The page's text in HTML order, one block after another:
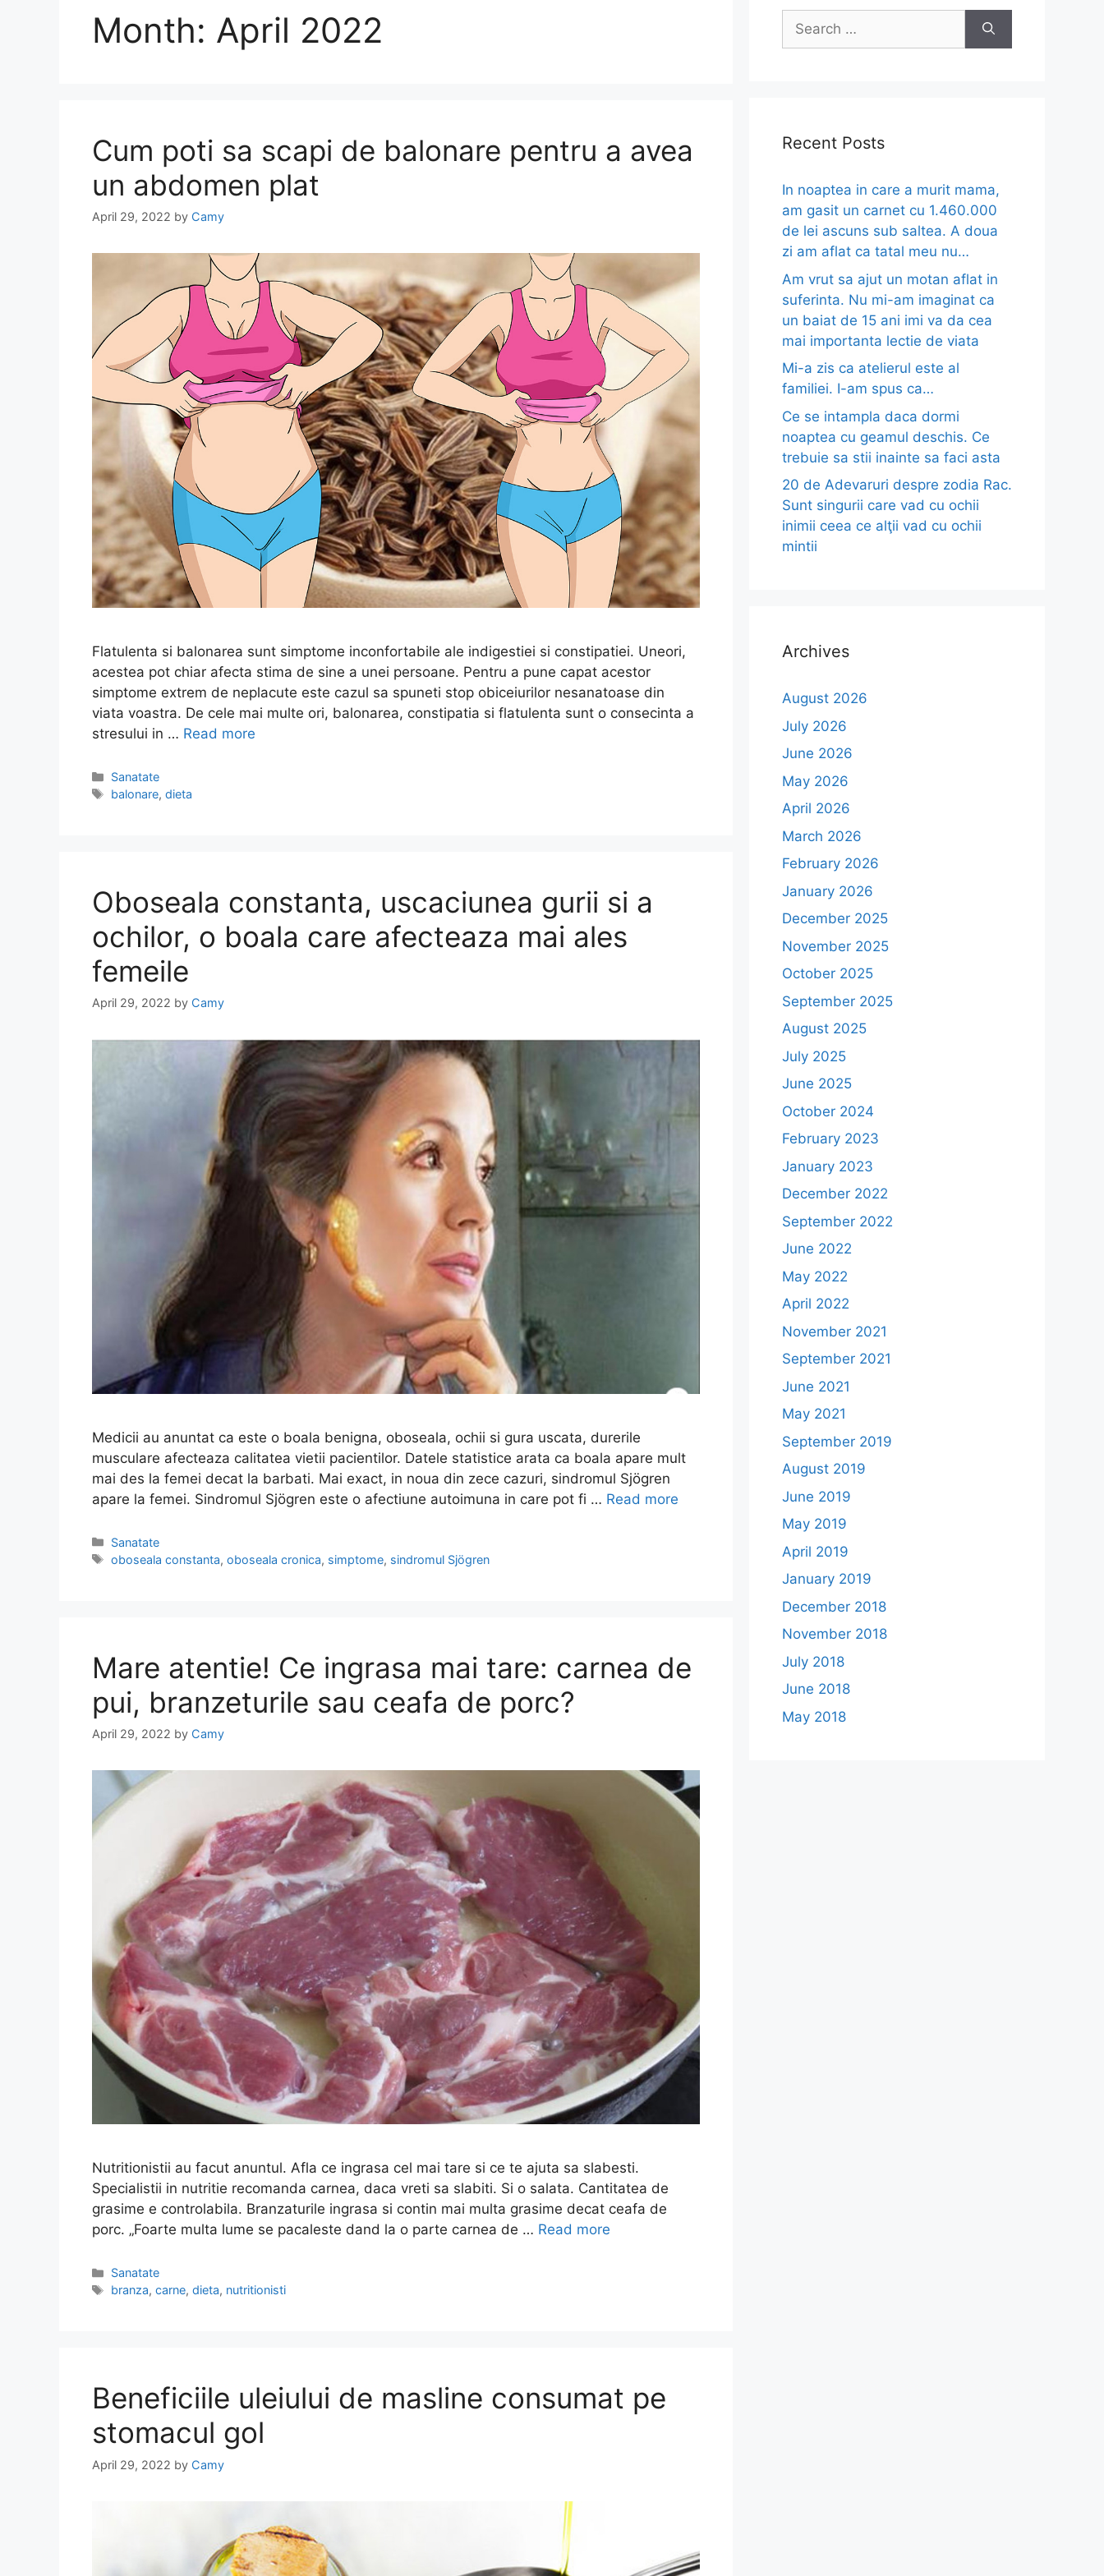
Month: April 2022
Cum poti sa scapi de balonare pentru a avea
un abdomen plat
April 29, 2022 by Camy
Flatulenta si balonarea sunt simptome inconfortabile ale indigestiei si constipatiei. Uneori,
acestea pot chiar afecta stima de sine a unei persoane. Pentru a pune capat acestor
simptome extrem de neplacute este cazul sa spuneti stop obiceiurilor nesanatoase din
viata voastra. De cele mai multe ori, balonarea, constipatia si flatulenta sunt o consecinta a
stresului in … Read more
Categories
Sanatate
Tags
balonare,dieta
Oboseala constanta, uscaciunea gurii si a
ochilor, o boala care afecteaza mai ales
femeile
April 29, 2022 by Camy
Medicii au anuntat ca este o boala benigna, oboseala, ochii si gura uscata, durerile
musculare afecteaza calitatea vietii pacientilor. Datele statistice arata ca boala apare mult
mai des la femei decat la barbati. Mai exact, in noua din zece cazuri, sindromul Sjögren
apare la femei. Sindromul Sjögren este o afectiune autoimuna in care pot fi … Read more
Categories
Sanatate
Tags
oboseala constanta,oboseala cronica, simptome, sindromul Sjögren
Mare atentie! Ce ingrasa mai tare: carnea de
pui, branzeturile sau ceafa de porc?
April 29, 2022 by Camy
Nutritionistii au facut anuntul. Afla ce ingrasa cel mai tare si ce te ajuta sa slabesti.
Specialistii in nutritie recomanda carnea, daca vreti sa slabiti. Si o salata. Cantitatea de
grasime e controlabila. Branzaturile ingrasa si contin mai multa grasime decat ceafa de
porc. „Foarte multa lume se pacaleste dand la o parte carnea de … Read more
Categories
Sanatate
Tags
branza,carne,dieta, nutritionisti
Beneficiile uleiului de masline consumat pe
stomacul gol
April 29, 2022 by Camy
Search
for:
Recent Posts
In noaptea in care a murit mama,
am gasit un carnet cu 1.460.000
de lei ascuns sub saltea. A doua
zi am aflat ca tatal meu nu…
Am vrut sa ajut un motan aflat in
suferinta. Nu mi-am imaginat ca
un baiat de 15 ani imi va da cea
mai importanta lectie de viata
Mi-a zis ca atelierul este al
familiei. I-am spus ca…
Ce se intampla daca dormi
noaptea cu geamul deschis. Ce
trebuie sa stii inainte sa faci asta
20 de Adevaruri despre zodia Rac.
Sunt singurii care vad cu ochii
inimii ceea ce alţii vad cu ochii
mintii
Archives
August 2026
July 2026
June 2026
May 2026
April 2026
March 2026
February 2026
January 2026
December 2025
November 2025
October 2025
September 2025
August 2025
July 2025
June 2025
October 2024
February 2023
January 2023
December 2022
September 2022
June 2022
May 2022
April 2022
November 2021
September 2021
June 2021
May 2021
September 2019
August 2019
June 2019
May 2019
April 2019
January 2019
December 2018
November 2018
July 2018
June 2018
May 2018